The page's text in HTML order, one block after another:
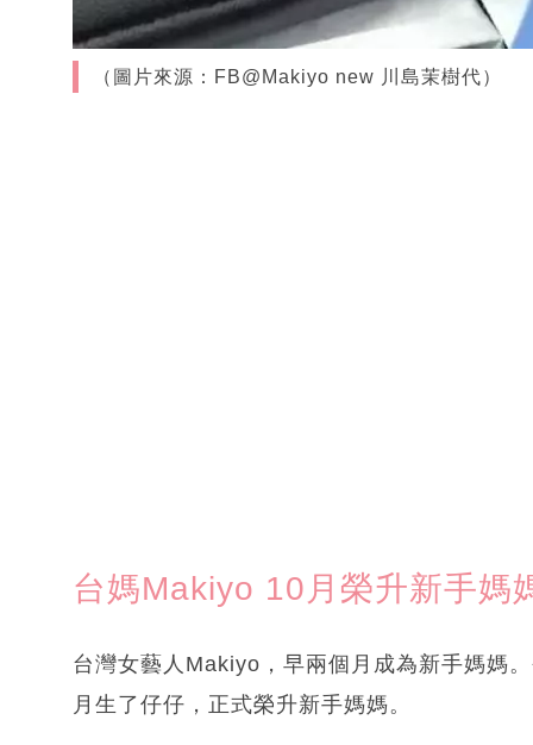
（圖片來源：FB@Makiyo new 川島茉樹代）
台媽Makiyo 10月榮升新手媽
台灣女藝人Makiyo，早兩個月成為新手媽媽
月生了仔仔，正式榮升新手媽媽。